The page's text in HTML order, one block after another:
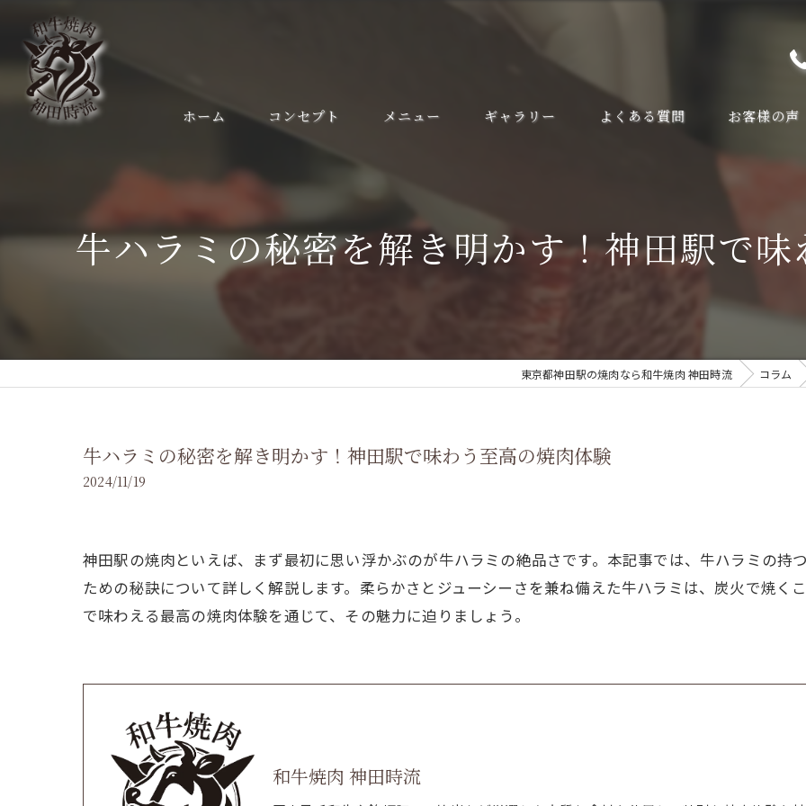
ホーム コンセプト メニュー ギャラリー よくある質問 お客様の声
牛ハラミの秘密を解き明かす！神田駅で
東京都神田駅の焼肉なら和牛焼肉 神田時流 コラム
牛ハラミの秘密を解き明かす！神田駅で味わう至高の焼肉体験
2024/11/19
神田駅の焼肉といえば、まず最初に思い浮かぶのが牛ハラミの絶品さです。本記事では、牛ハラミの持
ための秘訣について詳しく解説します。柔らかさとジューシーさを兼ね備えた牛ハラミは、炭火で焼く
で味わえる最高の焼肉体験を通じて、その魅力に迫りましょう。
和牛焼肉 神田時流